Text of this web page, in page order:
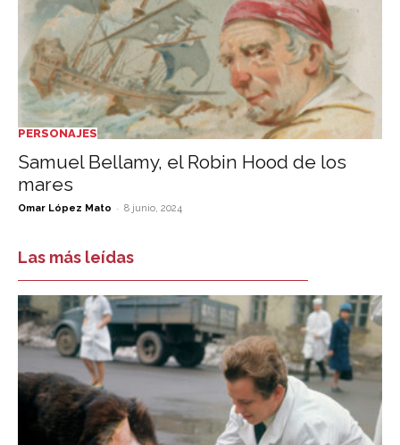
PERSONAJES
Samuel Bellamy, el Robin Hood de los
mares
Omar López Mato - 8 junio, 2024
Las más leídas